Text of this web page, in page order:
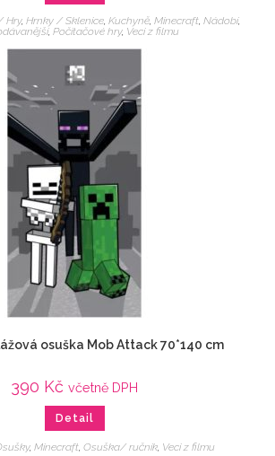
Hry, Hrnky / Sklenice, Kuchyně, Minecraft, Nádobí,
, Počítačové hry, Veci z filmu
osuška Mob Attack 70*140 cm
390 Kč včetně DPH
Detail
, Minecraft, Osuška/ ručník, Veci z filmu